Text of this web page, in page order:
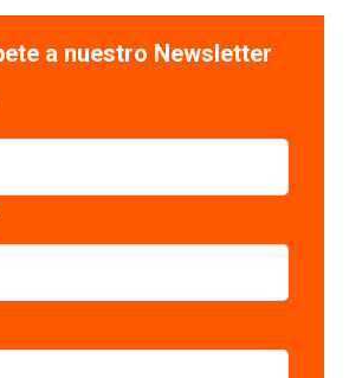
a nuestro Newsletter